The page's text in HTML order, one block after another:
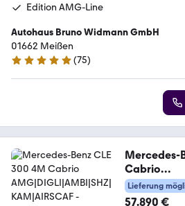
Edition AMG-Line
Autohaus Bruno Widmann GmbH
01662 Meißen
4.8 Sterne
(75)
Mercedes-
Cabrio
CAF
Lieferung
57.890 €